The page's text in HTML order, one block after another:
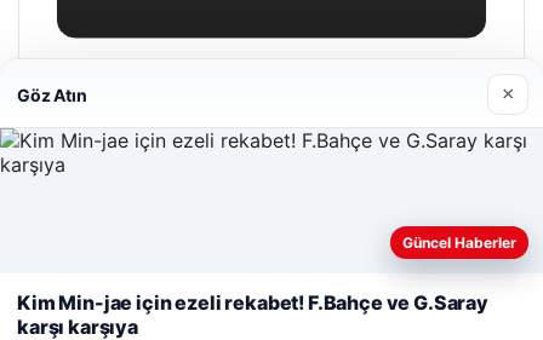
Hastaş Beton
© 2026 Seviyeli Haber – Güncel Haberler
Web sitemizi nasıl kullandığınızı daha iyi anlayabilmek,
kullanıyoruz.
Çerez Politikamız
Reddet
Göz Atın ×
Güncel Haberler
Kim Min-jae için ezeli rekabet! F.Bahçe ve G.Saray
karşı karşıya